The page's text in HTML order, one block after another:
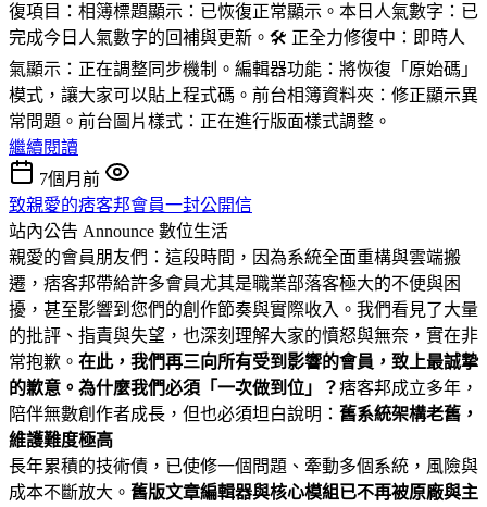
復項目：相簿標題顯示：已恢復正常顯示。本日人氣數字：已
完成今日人氣數字的回補與更新。🛠️ 正全力修復中：即時人
氣顯示：正在調整同步機制。編輯器功能：將恢復「原始碼」
模式，讓大家可以貼上程式碼。前台相簿資料夾：修正顯示異
常問題。前台圖片樣式：正在進行版面樣式調整。
繼續閱讀
7個月前
致親愛的痞客邦會員一封公開信
站內公告 Announce 數位生活
親愛的會員朋友們：這段時間，因為系統全面重構與雲端搬
遷，痞客邦帶給許多會員尤其是職業部落客極大的不便與困
擾，甚至影響到您們的創作節奏與實際收入。我們看見了大量
的批評、指責與失望，也深刻理解大家的憤怒與無奈，實在非
常抱歉。 在此，我們再三向所有受到影響的會員，致上最誠摯
的歉意。 為什麼我們必須「一次做到位」？痞客邦成立多年，
陪伴無數創作者成長，但也必須坦白說明： 舊系統架構老舊，
維護難度極高
長年累積的技術債，已使修一個問題、牽動多個系統，風險與
成本不斷放大。 舊版文章編輯器與核心模組已不再被原廠與主